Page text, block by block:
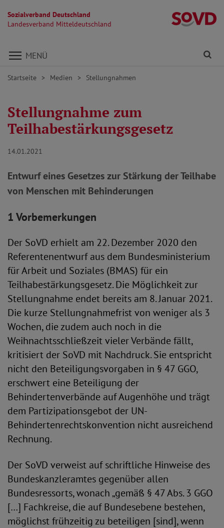
Sozialverband Deutschland
Landesverband Mitteldeutschland
Direkt zu den Inhalten springen
MENÜ
Startseite Medien Stellungnahmen
Stellungnahme zum
Teilhabestärkungsgesetz
14.01.2021
Entwurf eines Gesetzes zur Stärkung der Teilhabe
von Menschen mit Behinderungen
1 Vorbemerkungen
Der SoVD erhielt am 22. Dezember 2020 den
Referentenentwurf aus dem Bundesministerium
für Arbeit und Soziales (BMAS) für ein
Teilhabestärkungsgesetz. Die Möglichkeit zur
Stellungnahme endet bereits am 8. Januar 2021.
Die kurze Stellungnahmefrist von weniger als 3
Wochen, die zudem auch noch in die
Weihnachtsschließzeit vieler Verbände fällt,
kritisiert der SoVD mit Nachdruck. Sie entspricht
nicht den Beteiligungsvorgaben in § 47 GGO,
erschwert eine Beteiligung der
Behindertenverbände auf Augenhöhe und trägt
dem Partizipationsgebot der UN-
Behindertenrechtskonvention nicht ausreichend
Rechnung.
Der SoVD verweist auf schriftliche Hinweise des
Bundeskanzleramtes gegenüber allen
Bundesressorts, wonach „gemäß § 47 Abs. 3 GGO
[…] Fachkreise, die auf Bundesebene bestehen,
möglichst frühzeitig zu beteiligen [sind], wenn